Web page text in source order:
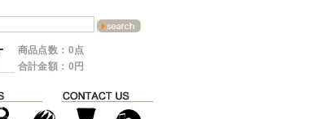
商品点数：0点
合計金額：0円